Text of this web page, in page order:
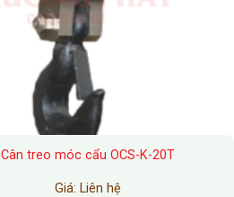
Cân treo móc cẩu OCS-K-20T
Giá: Liên hệ